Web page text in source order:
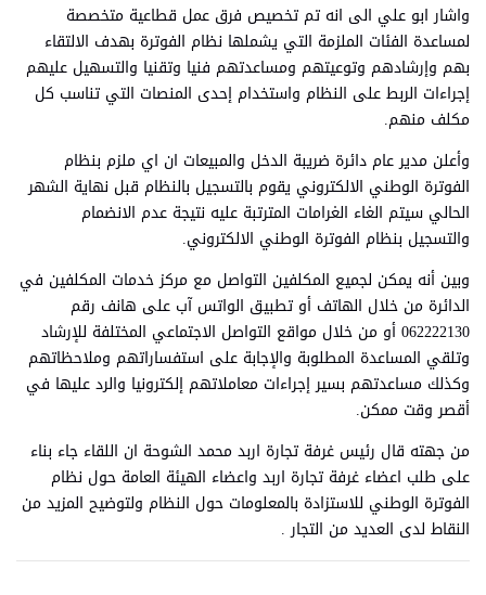
واشار ابو علي الى انه تم تخصيص فرق عمل قطاعية متخصصة
لمساعدة الفئات الملزمة التي يشملها نظام الفوترة بهدف الالتقاء
بهم وإرشادهم وتوعيتهم ومساعدتهم فنيا وتقنيا والتسهيل عليهم
إجراءات الربط على النظام واستخدام إحدى المنصات التي تناسب كل
مكلف منهم.
وأعلن مدير عام دائرة ضريبة الدخل والمبيعات ان اي ملزم بنظام
الفوترة الوطني الالكتروني يقوم بالتسجيل بالنظام قبل نهاية الشهر
الحالي سيتم الغاء الغرامات المترتبة عليه نتيجة عدم الانضمام
والتسجيل بنظام الفوترة الوطني الالكتروني.
وبين أنه يمكن لجميع المكلفين التواصل مع مركز خدمات المكلفين في
الدائرة من خلال الهاتف أو تطبيق الواتس آب على هانف رقم
062222130 أو من خلال مواقع التواصل الاجتماعي المختلفة للإرشاد
وتلقي المساعدة المطلوبة والإجابة على استفساراتهم وملاحظاتهم
وكذلك مساعدتهم بسير إجراءات معاملاتهم إلكترونيا والرد عليها في
أقصر وقت ممكن.
من جهته قال رئيس غرفة تجارة اربد محمد الشوحة ان اللقاء جاء بناء
على طلب اعضاء غرفة تجارة اربد واعضاء الهيئة العامة حول نظام
الفوترة الوطني للاستزادة بالمعلومات حول النظام ولتوضيح المزيد من
النقاط لدى العديد من التجار .